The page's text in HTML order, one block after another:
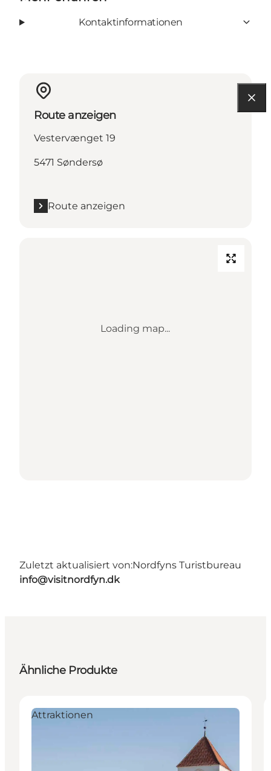
Kontaktinformationen
Route anzeigen
Vestervænget 19
5471 Søndersø
Route anzeigen
Loading map...
Zuletzt aktualisiert von:Nordfyns Turistbureau
info@visitnordfyn.dk
Ähnliche Produkte
Attraktionen